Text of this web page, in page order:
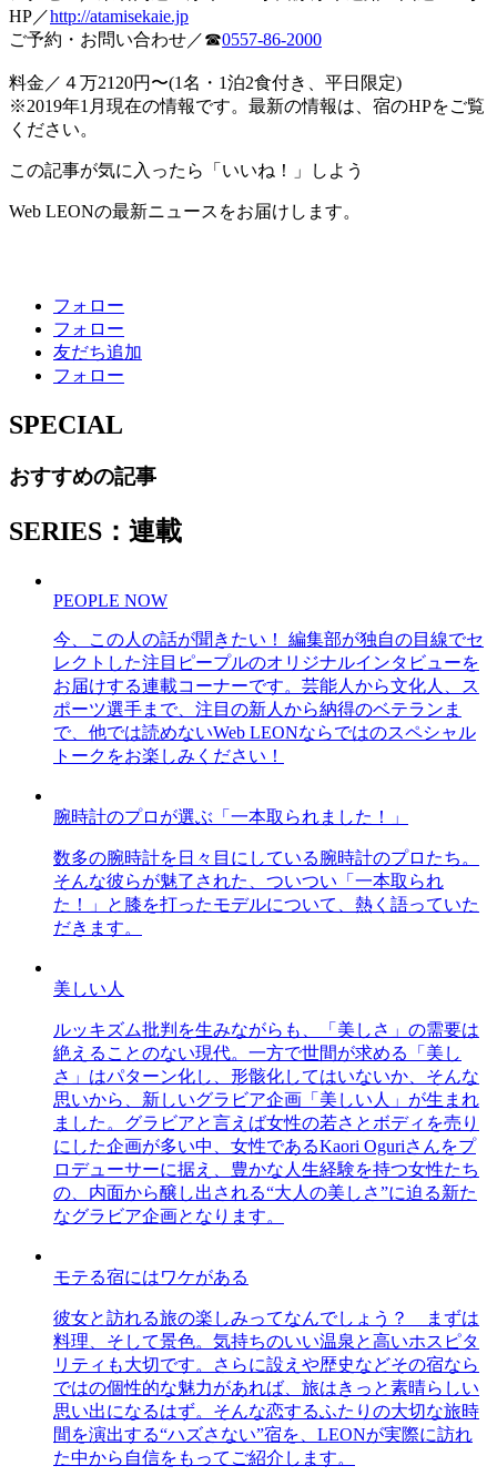
HP／http://atamisekaie.jp
ご予約・お問い合わせ／☎︎0557-86-2000
料金／４万2120円〜(1名・1泊2食付き、平日限定)
※2019年1月現在の情報です。最新の情報は、宿のHPをご覧
ください。
この記事が気に入ったら「いいね！」しよう
Web LEONの最新ニュースをお届けします。
フォロー
フォロー
友だち追加
フォロー
SPECIAL
おすすめの記事
SERIES：連載
PEOPLE NOW
今、この人の話が聞きたい！ 編集部が独自の目線でセ
レクトした注目ピープルのオリジナルインタビューを
お届けする連載コーナーです。芸能人から文化人、ス
ポーツ選手まで、注目の新人から納得のベテランま
で、他では読めないWeb LEONならではのスペシャル
トークをお楽しみください！
腕時計のプロが選ぶ「一本取られました！」
数多の腕時計を日々目にしている腕時計のプロたち。
そんな彼らが魅了された、ついつい「一本取られ
た！」と膝を打ったモデルについて、熱く語っていた
だきます。
美しい人
ルッキズム批判を生みながらも、「美しさ」の需要は
絶えることのない現代。一方で世間が求める「美し
さ」はパターン化し、形骸化してはいないか、そんな
思いから、新しいグラビア企画「美しい人」が生まれ
ました。グラビアと言えば女性の若さとボディを売り
にした企画が多い中、女性であるKaori Oguriさんをプ
ロデューサーに据え、豊かな人生経験を持つ女性たち
の、内面から醸し出される“大人の美しさ”に迫る新た
なグラビア企画となります。
モテる宿にはワケがある
彼女と訪れる旅の楽しみってなんでしょう？ まずは
料理、そして景色。気持ちのいい温泉と高いホスピタ
リティも大切です。さらに設えや歴史などその宿なら
ではの個性的な魅力があれば、旅はきっと素晴らしい
思い出になるはず。そんな恋するふたりの大切な旅時
間を演出する“ハズさない”宿を、LEONが実際に訪れ
た中から自信をもってご紹介します。